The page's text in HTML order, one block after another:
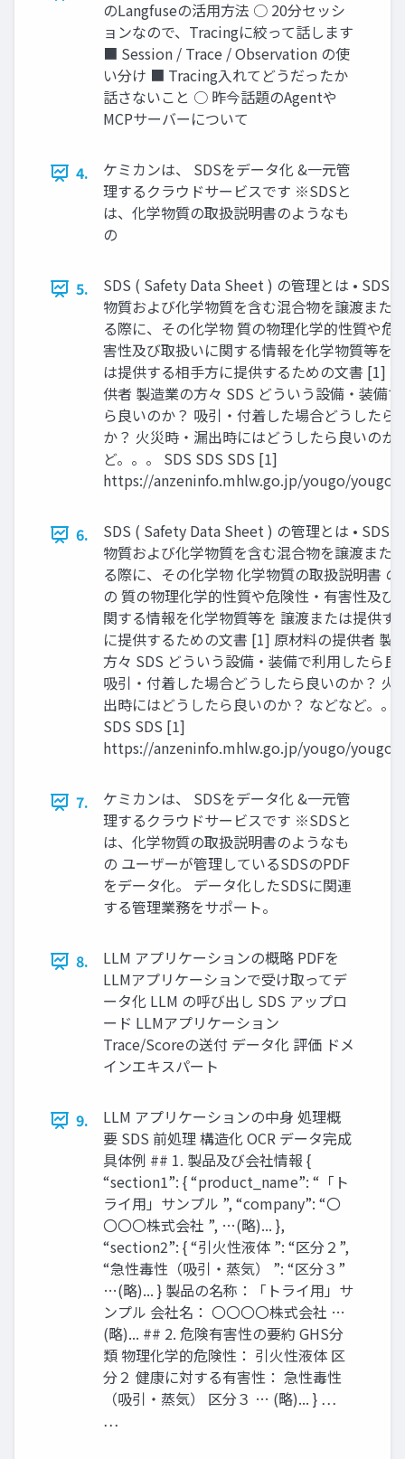
のLangfuseの活用方法 ○ 20分セッシ
ョンなので、Tracingに絞って話します
■ Session / Trace / Observation の使
い分け ■ Tracing入れてどうだったか
話さないこと ○ 昨今話題のAgentや
MCPサーバーについて
4.
ケミカンは、 SDSをデータ化 &一元管
理するクラウドサービスです ※SDSと
は、化学物質の取扱説明書のようなも
の
5.
SDS ( Safety Data Sheet ) の管理とは • SDS
物質および化学物質を含む混合物を譲渡また
る際に、その化学物 質の物理化学的性質や危
害性及び取扱いに関する情報を化学物質等を
は提供する相手方に提供するための文書 [1]
供者 製造業の方々 SDS どういう設備・装備
ら良いのか？ 吸引・付着した場合どうしたら
か？ 火災時・漏出時にはどうしたら良いのか
ど。。。 SDS SDS SDS [1]
https://anzeninfo.mhlw.go.jp/yougo/
6.
SDS ( Safety Data Sheet ) の管理とは • SDS
物質および化学物質を含む混合物を譲渡また
る際に、その化学物 化学物質の取扱説明書 の
の 質の物理化学的性質や危険性・有害性及び
関する情報を化学物質等を 譲渡または提供す
に提供するための文書 [1] 原材料の提供者 製
方々 SDS どういう設備・装備で利用したら良
吸引・付着した場合どうしたら良いのか？ 火
出時にはどうしたら良いのか？ などなど。。
SDS SDS [1]
https://anzeninfo.mhlw.go.jp/yougo/
7.
ケミカンは、 SDSをデータ化 &一元管
理するクラウドサービスです ※SDSと
は、化学物質の取扱説明書のようなも
の ユーザーが管理しているSDSのPDF
をデータ化。 データ化したSDSに関連
する管理業務をサポート。
8.
LLM アプリケーションの概略 PDFを
LLMアプリケーションで受け取ってデ
ータ化 LLM の呼び出し SDS アップロ
ード LLMアプリケーション
Trace/Scoreの送付 データ化 評価 ドメ
インエキスパート
9.
LLM アプリケーションの中身 処理概
要 SDS 前処理 構造化 OCR データ完成
具体例 ## 1. 製品及び会社情報 {
“section1”: { “product_name”: “「ト
ライ用」サンプル ”, “company”: “〇
〇〇〇株式会社 ”, …(略)... },
“section2”: { “引火性液体 ”: “区分２”,
“急性毒性（吸引・蒸気） ”: “区分３”
…(略)... } 製品の名称：「トライ用」サ
ンプル 会社名： 〇〇〇〇株式会社 …
(略)... ## 2. 危険有害性の要約 GHS分
類 物理化学的危険性： 引火性液体 区
分２ 健康に対する有害性： 急性毒性
（吸引・蒸気） 区分３ … (略)... } …
…